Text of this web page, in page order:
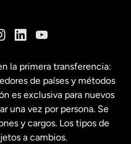
English
Español
la primera transferencia:
de países y métodos
es exclusiva para nuevos
una vez por persona. Se
y cargos. Los tipos de
a cambios.